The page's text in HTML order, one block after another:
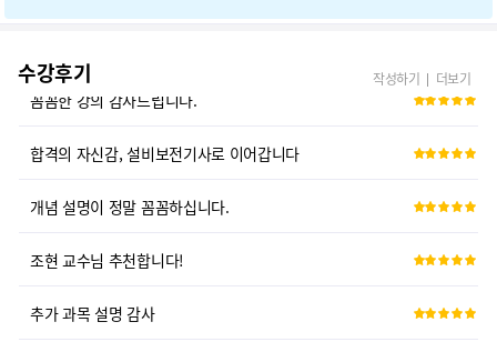
수강후기 작성하기 더보기
전문가의 꼼꼼한 설명 감사합니다
꼼꼼한 강의 감사드립니다.